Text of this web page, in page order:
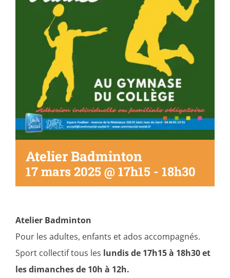
Atelier Badminton
17 mars 2025 @ 17h15 - 18h30
Atelier Badminton
Pour les adultes, enfants et ados accompagnés.
Sport collectif tous les lundis de 17h15 à 18h30 et
les dimanches de 10h à 12h.